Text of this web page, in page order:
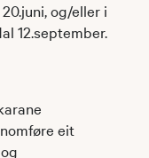
og/eller i
12.september.
eit